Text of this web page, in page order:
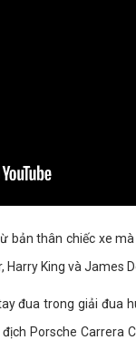
bản thân chiếc xe
King và James
đua trong giải đua
Porsche Carrera